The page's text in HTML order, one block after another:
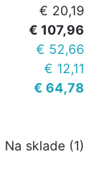
€ 20,19
€ 107,96
€ 52,66
€ 12,11
€ 64,78
Na sklade (1)